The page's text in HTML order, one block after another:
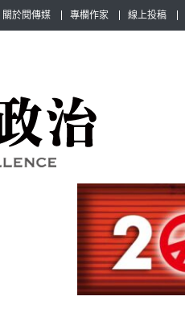
關於閱傳媒 專欄作家 線上投稿
Gov News